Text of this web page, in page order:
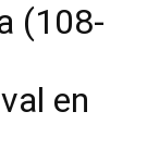
(108-
en